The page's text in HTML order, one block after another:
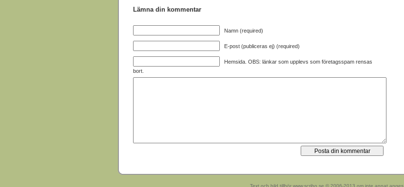
Lämna din kommentar
Namn (required)
E-post (publiceras ej) (required)
Hemsida. OBS: länkar som upplevs som företagsspam rensas
bort.